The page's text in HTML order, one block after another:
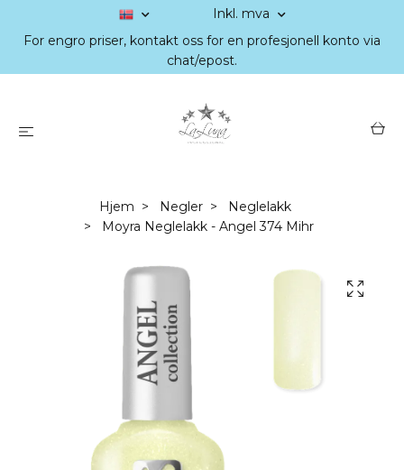
Inkl. mva
For engro priser, kontakt oss for en profesjonell konto via
chat/epost.
Hjem Negler
Neglelakk
Moyra Neglelakk - Angel 374 Mihr